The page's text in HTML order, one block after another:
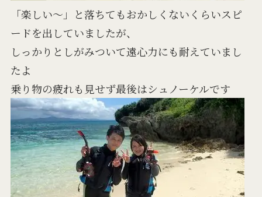
「楽しい～」と落ちてもおかしくないくらいスピ
ードを出していましたが、
しっかりとしがみついて遠心力にも耐えていまし
たよ
乗り物の疲れも見せず最後はシュノーケルです